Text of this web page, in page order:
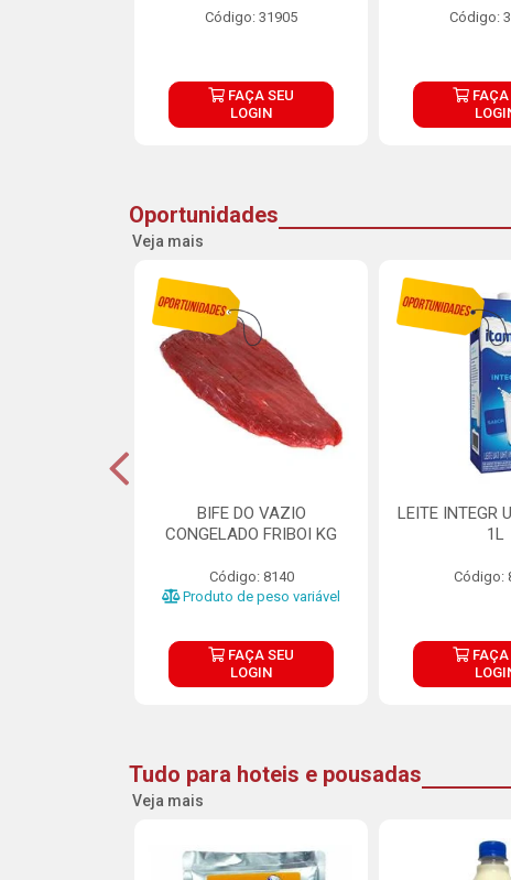
Código: 31905
FAÇA SEU
LOGIN
Código:
FAÇA
Oportunidades
Veja mais
BIFE DO VAZIO
CONGELADO FRIBOI KG
Código: 8140
Produto de peso variável
FAÇA SEU
LOGIN
LEITE INTEGR
1L
Código:
FAÇA
Tudo para hoteis e pousadas
Veja mais